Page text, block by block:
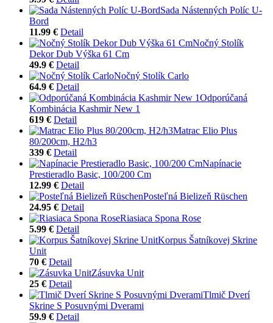
Sada Nástenných Políc U-
Bord
11.99 € Detail
Nočný Stolík
Dekor Dub Výška 61 Cm
49.9 € Detail
Nočný Stolík Carlo
64.9 € Detail
Odporúčaná
Kombinácia Kashmir New 1
619 € Detail
Matrac Elio Plus
80/200cm, H2/h3
339 € Detail
Napínacie
Prestieradlo Basic, 100/200 Cm
12.99 € Detail
Posteľná Bielizeň Rüschen
24.95 € Detail
Riasiaca Spona Rose
5.99 € Detail
Korpus Šatníkovej Skrine
Unit
70 € Detail
Zásuvka Unit
25 € Detail
Tlmič Dverí
Skrine S Posuvnými Dverami
59.9 € Detail